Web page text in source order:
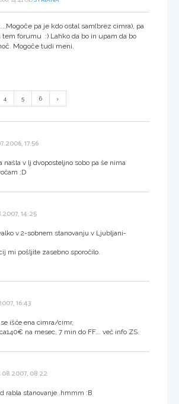
pa je kdo ostal sam(brez cimra), pa
tem forumu :) Lahko da bo in upam da bo
Mogoče tudi meni.
4 5 6
17:56
našla v lj dvoposteljno sobo pa še nima
;D
14:25
v 2-sobnem stanovanju v Ljubljani-
mi pošljite zasebno sporočilo.
16:43
išče ena cimra/cimr,
na mesec, 7 min do FF... več info ZS.
08:22
rabla stanovanje..hmmm :B